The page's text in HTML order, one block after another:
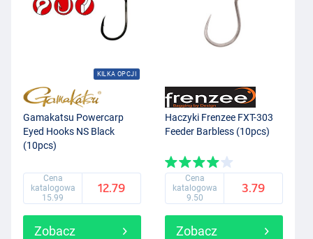
KILKA OPCJI
Gamakatsu Powercarp
Eyed Hooks NS Black
(10pcs)
Cena
katalogowa
15.99
12.79
Zobacz
Haczyki Frenzee FXT-303
Feeder Barbless (10pcs)
Cena
katalogowa
9.50
3.79
Zobacz